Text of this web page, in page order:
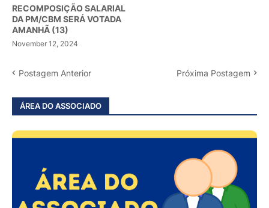
RECOMPOSIÇÃO SALARIAL
DA PM/CBM SERÁ VOTADA
AMANHÃ (13)
November 12, 2024
Postagem Anterior Próxima Postagem
ÁREA DO ASSOCIADO